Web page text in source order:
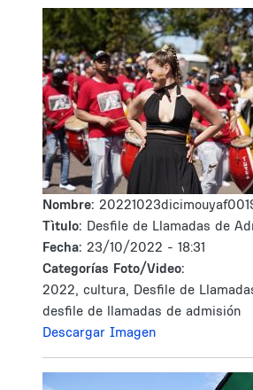
Nombre:
Tìtulo: Desfile de Llamadas de
Fecha: 23/10/2022 - 18:31
Categorías Foto/Video:
2022, cultura, Desfile de
desfile de llamadas de admisión
Descargar Imagen